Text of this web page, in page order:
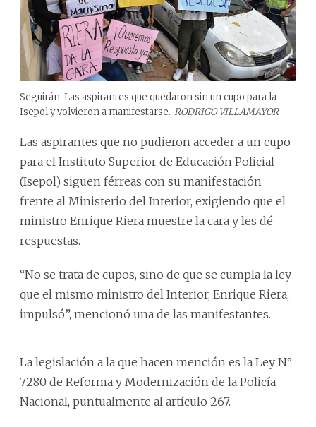
Seguirán. Las aspirantes que quedaron sin un cupo para la
Isepol y volvieron a manifestarse. RODRIGO VILLAMAYOR
Las aspirantes que no pudieron acceder a un cupo
para el Instituto Superior de Educación Policial
(Isepol) siguen férreas con su manifestación
frente al Ministerio del Interior, exigiendo que el
ministro Enrique Riera muestre la cara y les dé
respuestas.
“No se trata de cupos, sino de que se cumpla la ley
que el mismo ministro del Interior, Enrique Riera,
impulsó”, mencionó una de las manifestantes.
La legislación a la que hacen mención es la Ley N°
7280 de Reforma y Modernización de la Policía
Nacional, puntualmente al artículo 267.